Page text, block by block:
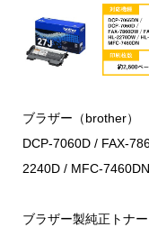
ブラザー（brother
DCP-7060D / FAX-
2240D / MFC-7460DN
ブラザー製純正トナ